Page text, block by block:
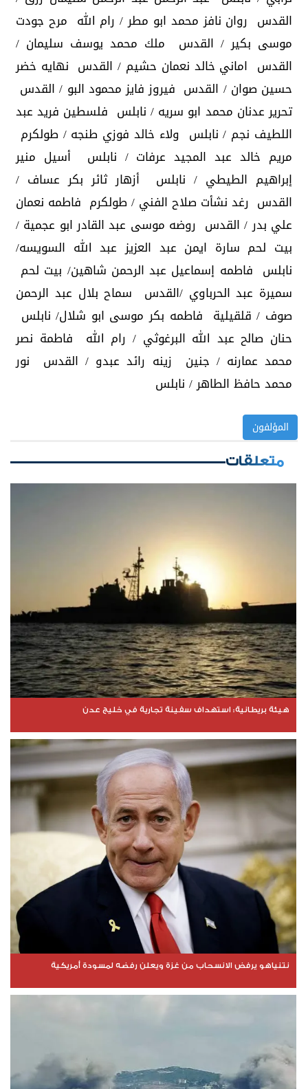
القدس روان نافز محمد ابو مطر / رام الله مرح جودت
موسى بكير / القدس ملك محمد يوسف سليمان /
القدس اماني خالد نعمان حشيم / القدس نهايه خضر
حسين صوان / القدس فيروز فايز محمود البو / القدس
تحرير عدنان محمد ابو سريه / نابلس فلسطين فريد عبد
اللطيف نجم / نابلس ولاء خالد فوزي طنجه / طولكرم
مريم خالد عبد المجيد عرفات / نابلس أسيل منير
إبراهيم الطيطي / نابلس أزهار ثائر بكر عساف /
القدس رغد نشأت صلاح الفني / طولكرم فاطمه نعمان
علي بدر / القدس روضه موسى عبد القادر ابو عجمية /
بيت لحم سارة ايمن عبد العزيز عبد الله السويسه/
نابلس فاطمه إسماعيل عبد الرحمن شاهين/ بيت لحم
سميرة عبد الحرباوي /القدس سماح بلال عبد الرحمن
صوف / قلقيلية فاطمه بكر موسى ابو شلال/ نابلس
حنان صالح عبد الله البرغوثي / رام الله فاطمة نصر
محمد عمارنه / جنين زينه رائد عبدو / القدس نور
محمد حافظ الطاهر / نابلس
المؤلفون
متعلقات
هيئة بريطانية: استهداف سفينة تجارية في خليج عدن
نتنياهو يرفض الانسحاب من غزة ويعلن رفضه لمسودة أمريكية